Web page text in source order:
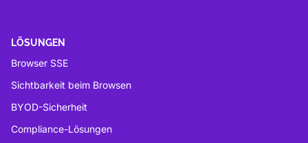
LÖSUNGEN
Browser SSE
Sichtbarkeit beim Browsen
BYOD-Sicherheit
Compliance-Lösungen